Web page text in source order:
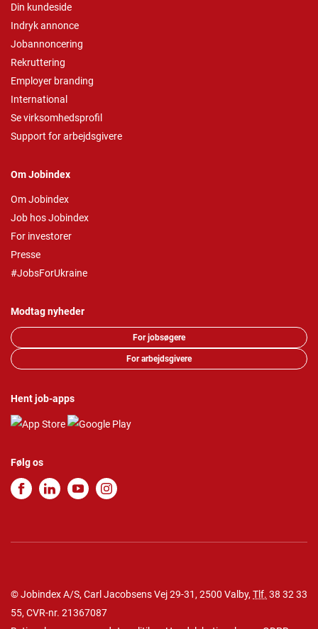
Din kundeside
Indryk annonce
Jobannoncering
Rekruttering
Employer branding
International
Se virksomhedsprofil
Support for arbejdsgivere
Om Jobindex
Om Jobindex
Job hos Jobindex
For investorer
Presse
#JobsForUkraine
Modtag nyheder
For jobsøgere
For arbejdsgivere
Hent job-apps
Følg os
© Jobindex A/S, Carl Jacobsens Vej 29-31, 2500 Valby, Tlf. 38 32 33
55, CVR-nr. 21367087